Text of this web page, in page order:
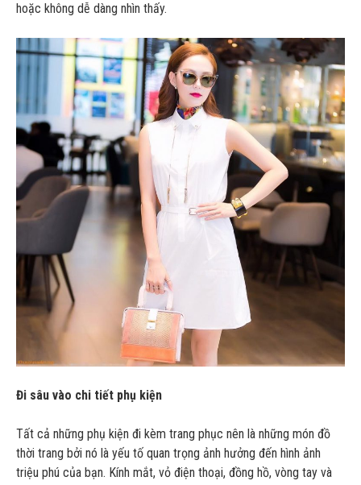
hoặc không dễ dàng nhìn thấy.
Đi sâu vào chi tiết phụ kiện
Tất cả những phụ kiện đi kèm trang phục nên là những món đồ
thời trang bởi nó là yếu tố quan trọng ảnh hưởng đến hình ảnh
triệu phú của bạn. Kính mắt, vỏ điện thoại, đồng hồ, vòng tay và